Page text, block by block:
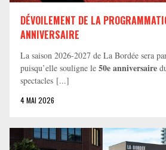
DÉVOILEMENT DE LA
ANNIVERSAIRE
La saison 2026-2027 de La Bordée sera
puisqu’elle souligne le 50e anniversaire
spectacles [...]
4 MAI 2026